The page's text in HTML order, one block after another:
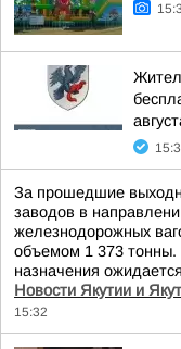
За прошедшие
заводов в
железнодорожных
объемом 1 373 тонны.
назначения
Новости Якутии и
15:32